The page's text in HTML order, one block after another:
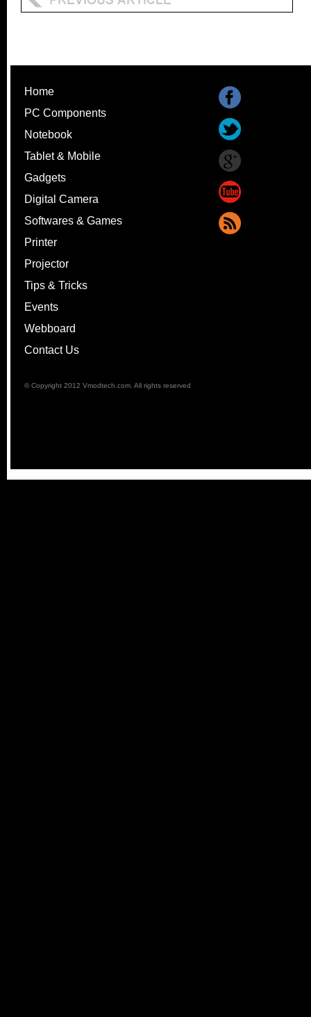
Home
PC Components
Notebook
Tablet & Mobile
Gadgets
Digital Camera
Softwares & Games
Printer
Projector
Tips & Tricks
Events
Webboard
Contact Us
© Copyright 2012 Vmodtech.com. All rights reserved